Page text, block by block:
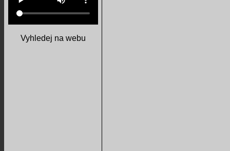
Vyhledej na webu